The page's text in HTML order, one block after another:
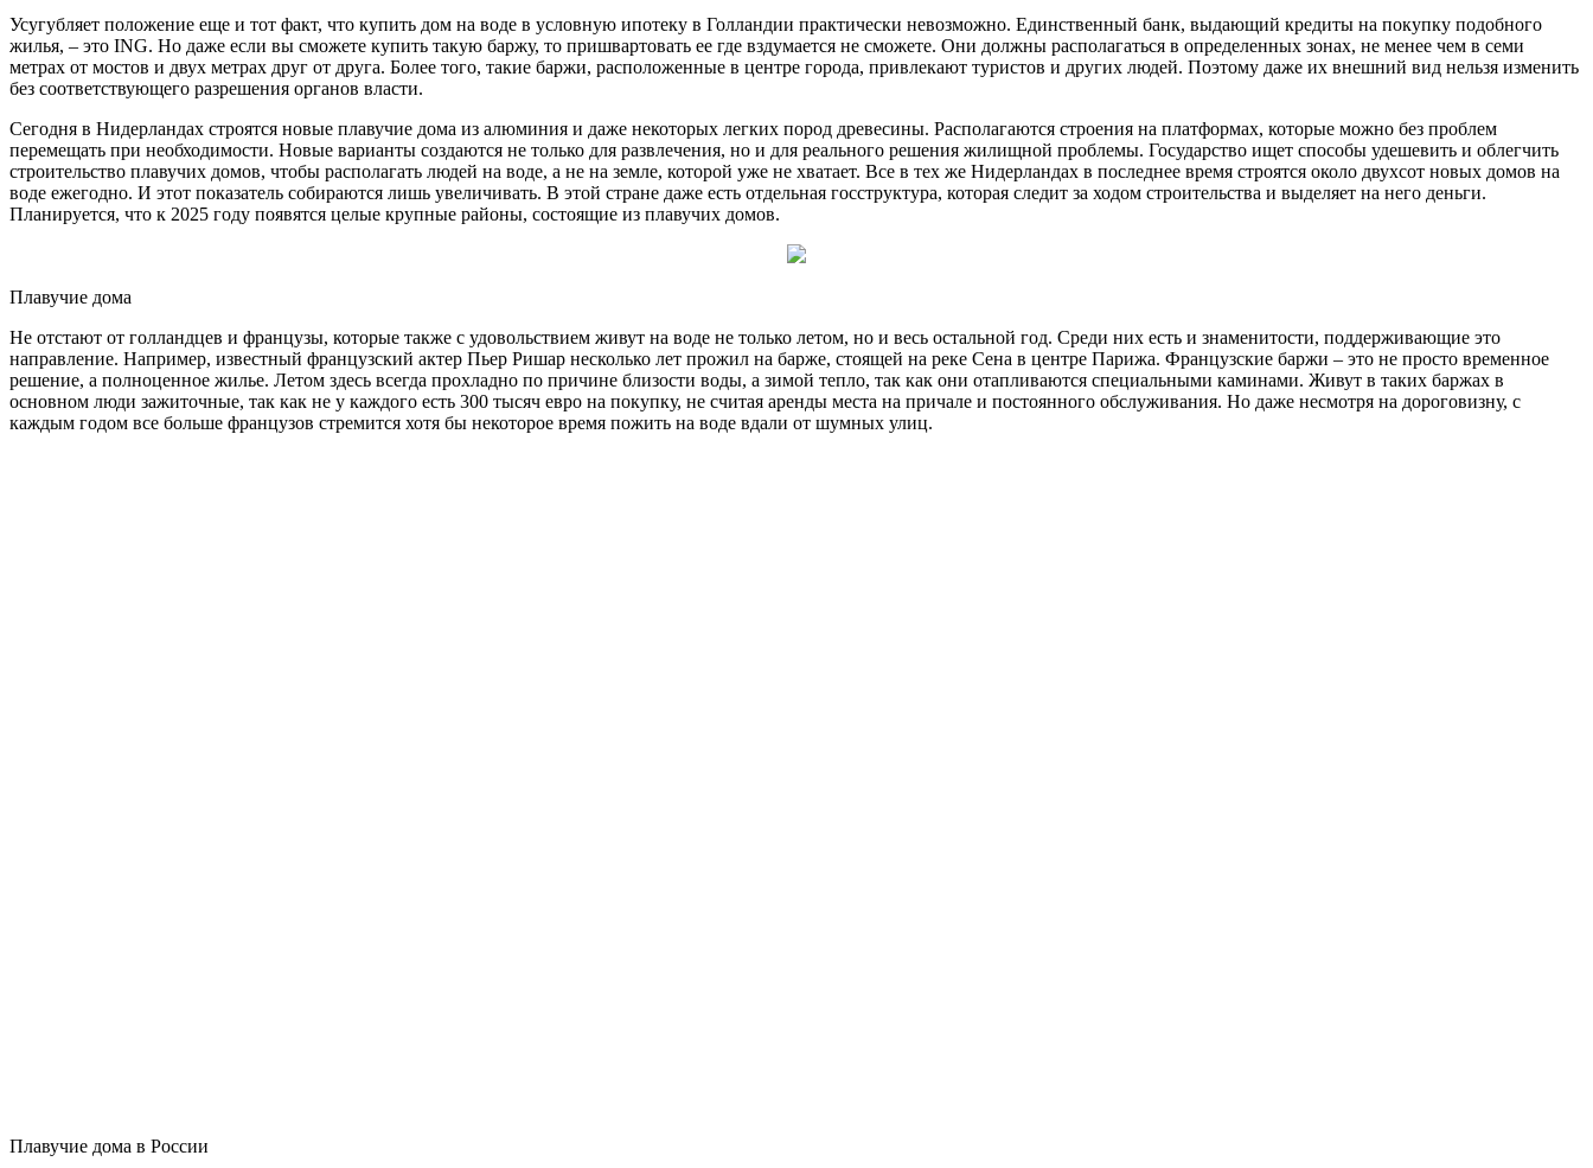
Усугубляет положение еще и тот факт, что купить дом на воде в условную ипотеку в Голландии практически невозможно. Единственный банк, выдающий кредиты на покупку подобного
жилья, – это ING. Но даже если вы сможете купить такую баржу, то пришвартовать ее где вздумается не сможете. Они должны располагаться в определенных зонах, не менее чем в семи
метрах от мостов и двух метрах друг от друга. Более того, такие баржи, расположенные в центре города, привлекают туристов и других людей. Поэтому даже их внешний вид нельзя изменить
без соответствующего разрешения органов власти.
Сегодня в Нидерландах строятся новые плавучие дома из алюминия и даже некоторых легких пород древесины. Располагаются строения на платформах, которые можно без проблем
перемещать при необходимости. Новые варианты создаются не только для развлечения, но и для реального решения жилищной проблемы. Государство ищет способы удешевить и облегчить
строительство плавучих домов, чтобы располагать людей на воде, а не на земле, которой уже не хватает. Все в тех же Нидерландах в последнее время строятся около двухсот новых домов на
воде ежегодно. И этот показатель собираются лишь увеличивать. В этой стране даже есть отдельная госструктура, которая следит за ходом строительства и выделяет на него деньги.
Планируется, что к 2025 году появятся целые крупные районы, состоящие из плавучих домов.
Плавучие дома
Не отстают от голландцев и французы, которые также с удовольствием живут на воде не только летом, но и весь остальной год. Среди них есть и знаменитости, поддерживающие это
направление. Например, известный французский актер Пьер Ришар несколько лет прожил на барже, стоящей на реке Сена в центре Парижа. Французские баржи – это не просто временное
решение, а полноценное жилье. Летом здесь всегда прохладно по причине близости воды, а зимой тепло, так как они отапливаются специальными каминами. Живут в таких баржах в
основном люди зажиточные, так как не у каждого есть 300 тысяч евро на покупку, не считая аренды места на причале и постоянного обслуживания. Но даже несмотря на дороговизну, с
каждым годом все больше французов стремится хотя бы некоторое время пожить на воде вдали от шумных улиц.
Плавучие дома в России